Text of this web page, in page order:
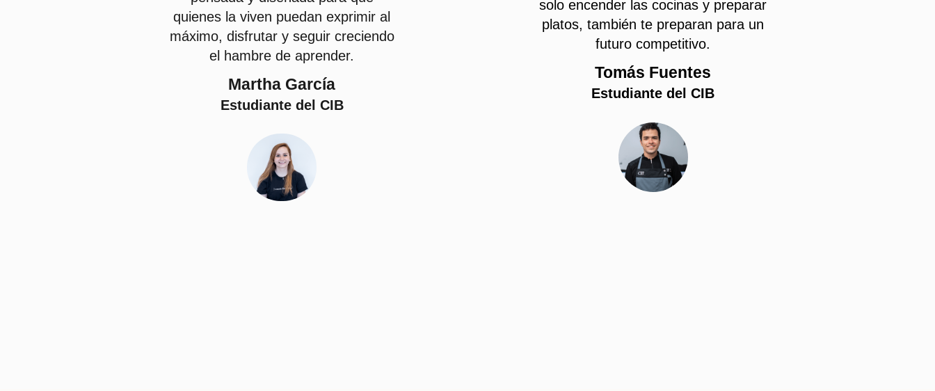
quienes la viven puedan exprimir al
máximo, disfrutar y seguir creciendo
el hambre de aprender.
Martha García
Estudiante del CIB
solo encender las cocinas y preparar
platos, también te preparan para un
futuro competitivo.
Tomás Fuentes
Estudiante del CIB